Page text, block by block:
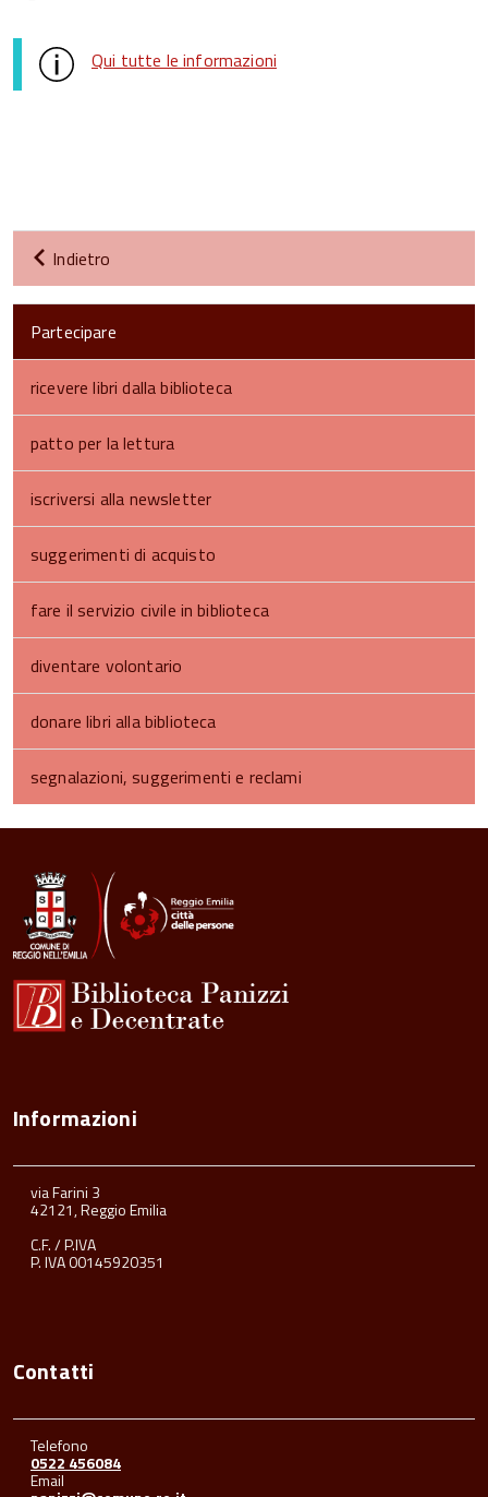
Qui tutte le informazioni
Indietro
Partecipare
ricevere libri dalla biblioteca
patto per la lettura
iscriversi alla newsletter
suggerimenti di acquisto
fare il servizio civile in biblioteca
diventare volontario
donare libri alla biblioteca
segnalazioni, suggerimenti e reclami
all'inizio
contenuto
Informazioni
via Farini 3
42121, Reggio Emilia
C.F. / P.IVA
P. IVA 00145920351
Contatti
Telefono
0522 456084
Email